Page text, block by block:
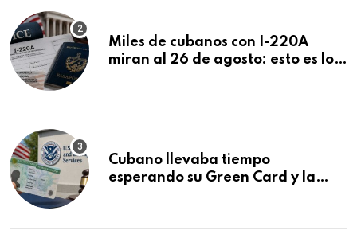
Miles de cubanos con I-220A
miran al 26 de agosto: esto es lo
Cubano llevaba tiempo
esperando su Green Card y la